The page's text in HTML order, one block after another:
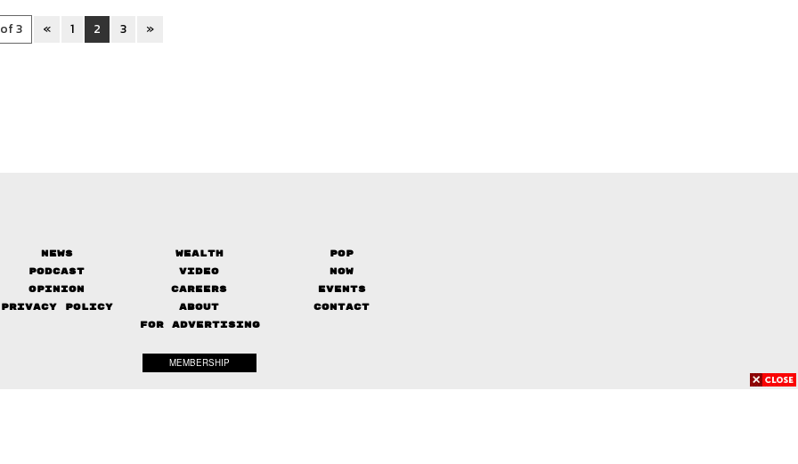
3 « 1 2 3 »
News Wealth
Pop
Podcast
Video
Now
Opinion
Careers
Events
Privacy Policy
About
Contact
FOR ADVERTISING
MEMBERSHIP